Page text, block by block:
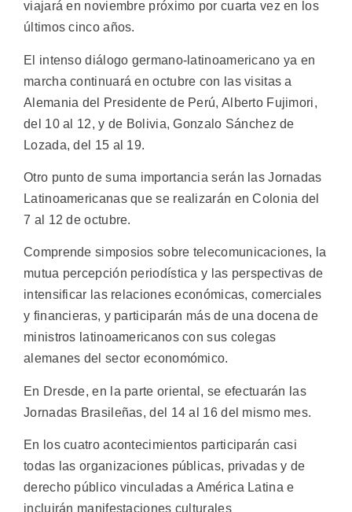
viajará en noviembre próximo por cuarta vez en los
últimos cinco años.
El intenso diálogo germano-latinoamericano ya en
marcha continuará en octubre con las visitas a
Alemania del Presidente de Perú, Alberto Fujimori,
del 10 al 12, y de Bolivia, Gonzalo Sánchez de
Lozada, del 15 al 19.
Otro punto de suma importancia serán las Jornadas
Latinoamericanas que se realizarán en Colonia del
7 al 12 de octubre.
Comprende simposios sobre telecomunicaciones, la
mutua percepción periodística y las perspectivas de
intensificar las relaciones económicas, comerciales
y financieras, y participarán más de una docena de
ministros latinoamericanos con sus colegas
alemanes del sector economómico.
En Dresde, en la parte oriental, se efectuarán las
Jornadas Brasileñas, del 14 al 16 del mismo mes.
En los cuatro acontecimientos participarán casi
todas las organizaciones públicas, privadas y de
derecho público vinculadas a América Latina e
incluirán manifestaciones culturales